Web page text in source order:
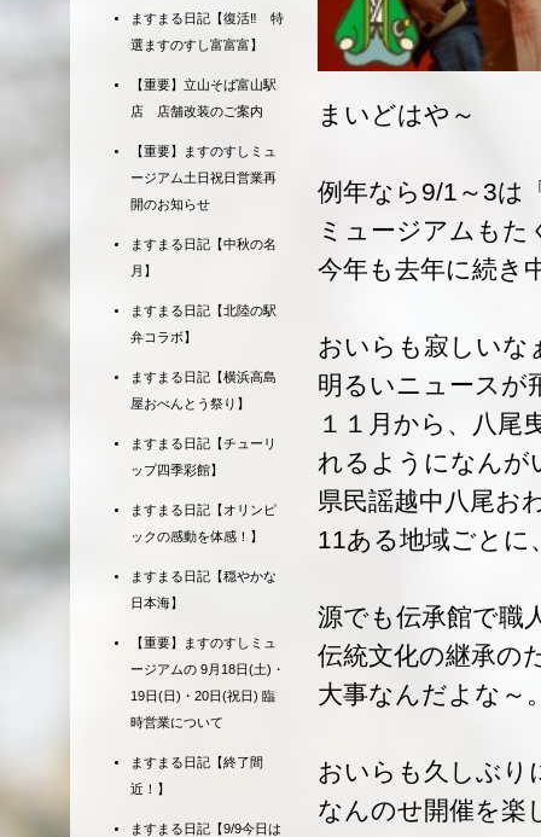
まいどはや～
例年なら9/1～3は
ミュージアムも
今年も去年に続き
おいらも寂しいな
明るいニュースが
１１月から、八尾
れるようになんが
県民謡越中八尾お
11ある地域ごとに
源でも伝承館で職
伝統文化の継承の
大事なんだよな～
おいらも久しぶり
なんのせ開催を楽
ますまる日記【復活‼ 特
選ますのすし富富富】
【重要】立山そば富山駅
店 店舗改装のご案内
【重要】ますのすしミュ
ージアム土日祝日営業再
開のお知らせ
ますまる日記【中秋の名
月】
ますまる日記【北陸の駅
弁コラボ】
ますまる日記【横浜高島
屋おべんとう祭り】
ますまる日記【チューリ
ップ四季彩館】
ますまる日記【オリンピ
ックの感動を体感！】
ますまる日記【穏やかな
日本海】
【重要】ますのすしミュ
ージアムの 9月18日(土)・
19日(日)・20日(祝日) 臨
時営業について
ますまる日記【終了間
近！】
ますまる日記【9/9今日は